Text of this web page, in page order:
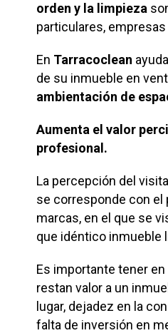
orden y la limpieza
particulares,
En Tarracoclean
de su inmueble en
ambientación de
Aumenta el valor
profesional.
La percepción del
se corresponde con el
marcas, en el que se
que idéntico inmueble
Es importante tener
restan valor a un
lugar, dejadez en la
falta de inversión en